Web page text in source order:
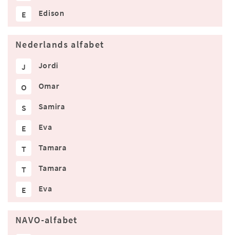
E Edison
Nederlands alfabet
J Jordi
O Omar
S Samira
E Eva
T Tamara
T Tamara
E Eva
NAVO-alfabet